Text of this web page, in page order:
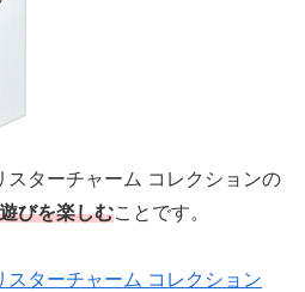
スターチャーム コレクションの
びを楽しむことです。
ターチャーム コレクション